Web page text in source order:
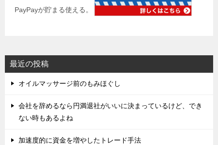
PayPayが貯まる使える。
最近の投稿
オイルマッサージ前のもみほぐし
会社を辞めるなら円満退社がいいに決まっているけど、でき
ない時もあるよね
加速度的に資金を増やしたトレード手法